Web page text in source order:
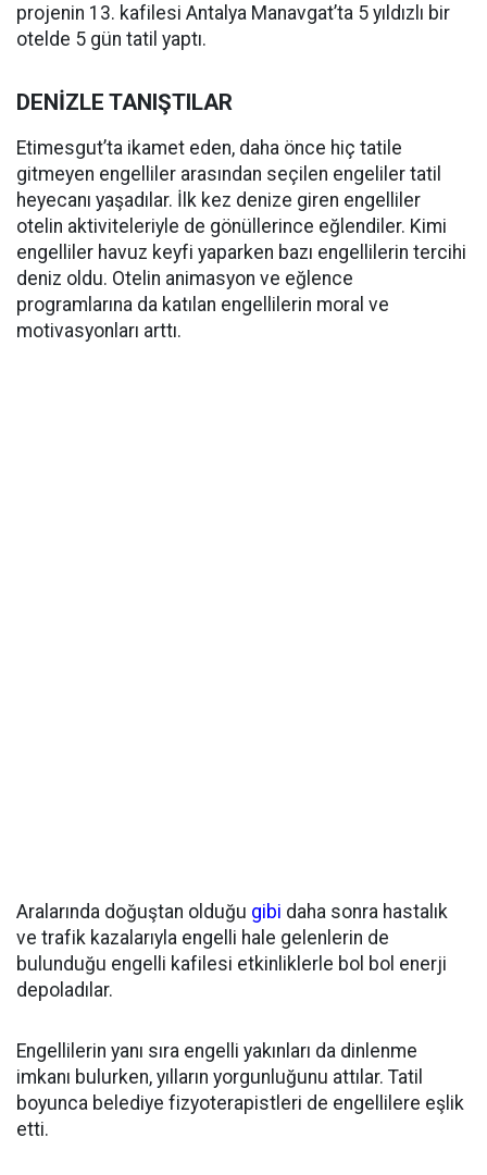
projenin 13. kafilesi Antalya Manavgat’ta 5 yıldızlı bir
otelde 5 gün tatil yaptı.
DENİZLE TANIŞTILAR
Etimesgut’ta ikamet eden, daha önce hiç tatile
gitmeyen engelliler arasından seçilen engeliler tatil
heyecanı yaşadılar. İlk kez denize giren engelliler
otelin aktiviteleriyle de gönüllerince eğlendiler. Kimi
engelliler havuz keyfi yaparken bazı engellilerin tercihi
deniz oldu. Otelin animasyon ve eğlence
programlarına da katılan engellilerin moral ve
motivasyonları arttı.
Aralarında doğuştan olduğu gibi daha sonra hastalık
ve trafik kazalarıyla engelli hale gelenlerin de
bulunduğu engelli kafilesi etkinliklerle bol bol enerji
depoladılar.
Engellilerin yanı sıra engelli yakınları da dinlenme
imkanı bulurken, yılların yorgunluğunu attılar. Tatil
boyunca belediye fizyoterapistleri de engellilere eşlik
etti.